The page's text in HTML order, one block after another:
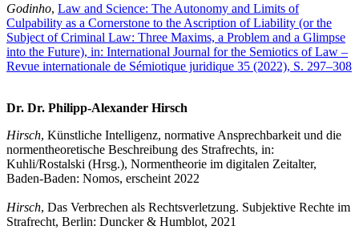
Godinho, Law and Science: The Autonomy and Limits of
Culpability as a Cornerstone to the Ascription of Liability (or the
Subject of Criminal Law: Three Maxims, a Problem and a Glimpse
into the Future), in: International Journal for the Semiotics of Law –
Revue internationale de Sémiotique juridique 35 (2022), S. 297–308
Dr. Dr. Philipp-Alexander Hirsch
Hirsch, Künstliche Intelligenz, normative Ansprechbarkeit und die
normentheoretische Beschreibung des Strafrechts, in:
Kuhli/Rostalski (Hrsg.), Normentheorie im digitalen Zeitalter,
Baden-Baden: Nomos, erscheint 2022
Hirsch, Das Verbrechen als Rechtsverletzung. Subjektive Rechte im
Strafrecht, Berlin: Duncker & Humblot, 2021